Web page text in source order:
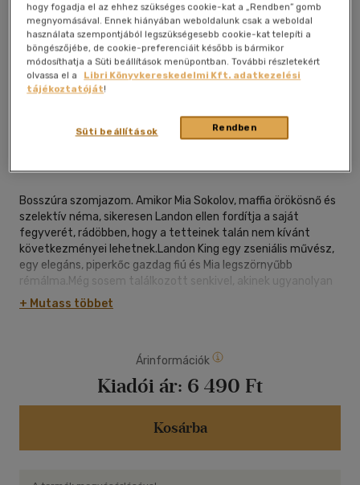
Bosszúra szomjazom. Amikor Mia Sokolov, maffia örökösnő és
szelektív néma, sikeresen Landon ellen fordítja a saját
fegyverét, rádöbben, hogy a tetteinek talán nem kívánt
következményei lehetnek.Landon King egy zseniális művész,
egy elegáns, piperkőc gazdag fiú és Mia legszörnyűbb
rémálma.Még sosem találkozott senkivel, akinek ugyanolyan
gyengéje a gonoszság, mint neki.De Landon felfedezi, hogy
Mia a kemény páncélja mögött is olyasmivel birkózik, ami túl
annak ellenére, hogy a fiú látszólag folyton képes kihozni őt a
sodrából, és a pszichotikus hajlamai mindig egy határon túlra
hajszolják.És ahogy Landon mind közelebb kerül a Mia
múltjában rejlő igazsághoz, már a fenyegető veszély sincs
messze.Mia megtanult bízni Landonban, de a fiú vajon
+ Mutass többet
Árinformációk
Kiadói ár: 6 490 Ft
Kosárba
hogy fogadja el az ehhez szükséges cookie-kat a „Rendben” gomb
megnyomásával. Ennek hiányában weboldalunk csak a weboldal
használata szempontjából legszükségesebb cookie-kat telepíti a
böngészőjébe, de cookie-preferenciáit később is bármikor
módosíthatja a Süti beállítások menüpontban. További részletekért
olvassa el a
Libri Könyvkereskedelmi Kft. adatkezelési
tájékoztatóját!
Rendben
Süti beállítások